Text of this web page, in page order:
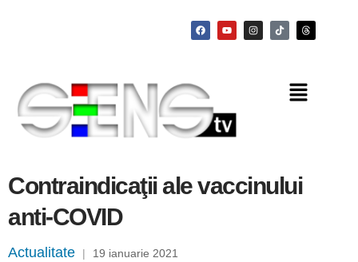
Contraindicaţii ale vaccinului
anti-COVID
Actualitate | 19 ianuarie 2021